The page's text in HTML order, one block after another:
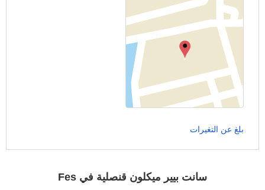
بلغ عن التغيرات
سانت بيير ميكلون قنصلية في Fes